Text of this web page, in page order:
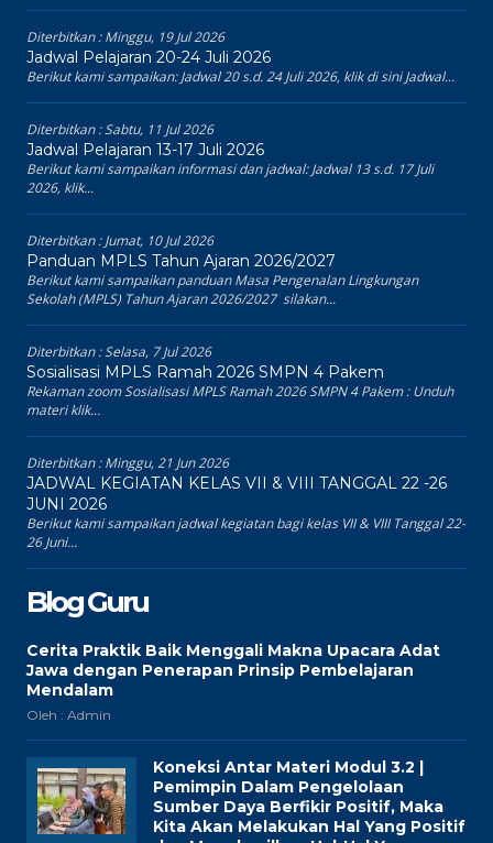
Diterbitkan :Minggu, 19 Jul 2026
Jadwal Pelajaran 20-24 Juli 2026
Berikut kami sampaikan: Jadwal 20 s.d. 24 Juli 2026, klik di sini Jadwal...
Diterbitkan :Sabtu, 11 Jul 2026
Jadwal Pelajaran 13-17 Juli 2026
Berikut kami sampaikan informasi dan jadwal: Jadwal 13 s.d. 17 Juli
2026, klik...
Diterbitkan :Jumat, 10 Jul 2026
Panduan MPLS Tahun Ajaran 2026/2027
Berikut kami sampaikan panduan Masa Pengenalan Lingkungan
Sekolah (MPLS) Tahun Ajaran 2026/2027 silakan...
Diterbitkan :Selasa, 7 Jul 2026
Sosialisasi MPLS Ramah 2026 SMPN 4 Pakem
Rekaman zoom Sosialisasi MPLS Ramah 2026 SMPN 4 Pakem : Unduh
materi klik...
Diterbitkan :Minggu, 21 Jun 2026
JADWAL KEGIATAN KELAS VII & VIII TANGGAL 22 -26
JUNI 2026
Berikut kami sampaikan jadwal kegiatan bagi kelas VII & VIII Tanggal 22-
26 Juni...
Blog Guru
Cerita Praktik Baik Menggali Makna Upacara Adat
Jawa dengan Penerapan Prinsip Pembelajaran
Mendalam
Oleh : Admin
Koneksi Antar Materi Modul 3.2 |
Pemimpin Dalam Pengelolaan
Sumber Daya Berfikir Positif, Maka
Kita Akan Melakukan Hal Yang Positif